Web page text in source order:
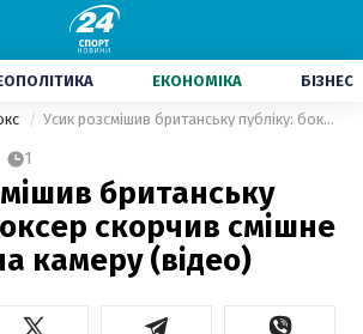
ЕКОНОМІКА БІЗНЕС
Усик розсмішив британську публіку: боксер скорчив смішне обличчя на камеру (відео)
1
британську
скорчив смішне
камеру (відео)